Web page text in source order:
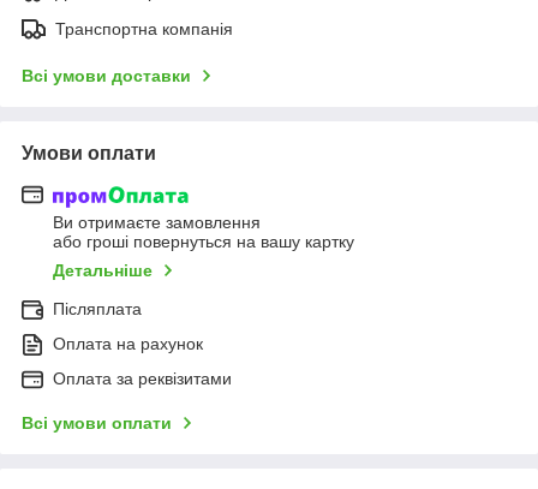
Транспортна компанія
Всі умови доставки
Умови оплати
Ви отримаєте замовлення
або гроші повернуться на вашу картку
Детальніше
Післяплата
Оплата на рахунок
Оплата за реквізитами
Всі умови оплати